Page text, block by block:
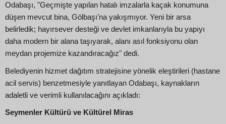
Odabaşı, "Geçmişte yapılan hatalı imzalarla kaçak konumuna
düşen mevcut bina, Gölbaşı’na yakışmıyor. Yeni bir arsa
belirledik; hayırsever desteği ve devlet imkanlarıyla bu yapıyı
daha modern bir alana taşıyarak, alanı asıl fonksiyonu olan
meydan projemize kazandıracağız" dedi.
Belediyenin hizmet dağıtım stratejisine yönelik eleştirileri (hastane
acil servis) benzetmesiyle yanıtlayan Odabaşı, kaynakların
adaletli ve verimli kullanılacağını açıkladı:
Seymenler Kültürü ve Kültürel Miras